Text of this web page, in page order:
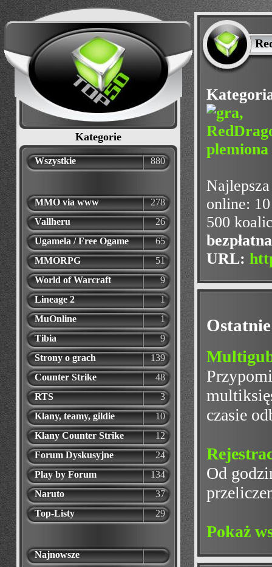
Kategorie
Wszystkie 880
MMO via www
278
Vallheru
26
Ugamela / Free Ogame
65
MMORPG
51
World of Warcraft
9
Lineage 2
1
MuOnline
1
Tibia
9
Strony o grach
139
Counter Strike
48
RTS
3
Klany, teamy, gildie
10
Klany Counter Strike
12
Forum Dyskusyjne
24
Play by Forum
134
Naruto
37
Top-Listy
29
Najnowsze
online:
500
URL:
czasie
Od
Pokaż